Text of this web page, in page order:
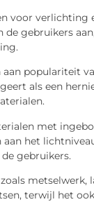
voor verlichting
de gebruikers
populariteit
als een
met
het
gebruikers.
metselwerk,
terwijl het